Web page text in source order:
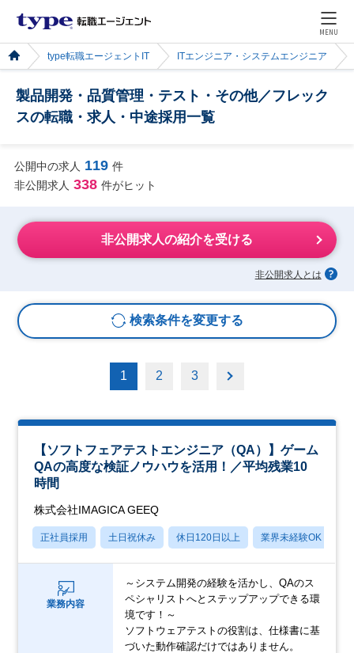
MENU
type転職エージェントIT ITエンジニア・システムエンジニア
製品開発・品質管理・テスト・その他／フレック
スの転職・求人・中途採用一覧
公開中の求人 119 件
非公開求人 338 件がヒット
非公開求人の紹介を受ける
非公開求人とは
検索条件を変更する
1 2 3
【ソフトフェアテストエンジニア（QA）】ゲーム
QAの高度な検証ノウハウを活用！／平均残業10
時間
株式会社IMAGICA GEEQ
正社員採用 土日祝休み 休日120日以上 業界未経験OK
業務内容
～システム開発の経験を活かし、QAのス
ペシャリストへとステップアップできる環
境です！～
ソフトウェアテストの役割は、仕様書に基
づいた動作確認だけではありません。